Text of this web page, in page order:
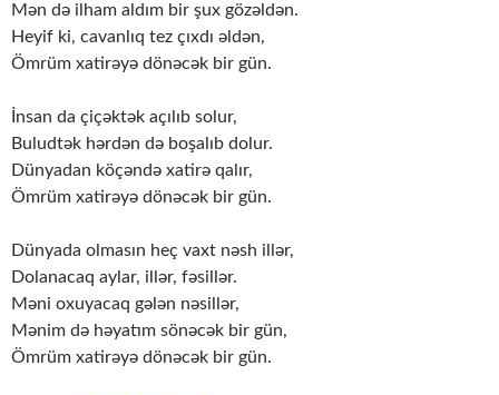
Mən də ilham aldım bir şux gözəldən.
Heyif ki, cavanlıq tez çıxdı əldən,
Ömrüm xatirəyə dönəcək bir gün.
İnsan da çiçəktək açılıb solur,
Buludtək hərdən də boşalıb dolur.
Dünyadan köçəndə xatirə qalır,
Ömrüm xatirəyə dönəcək bir gün.
Dünyada olmasın heç vaxt nəsh illər,
Dolanacaq aylar, illər, fəsillər.
Məni oxuyacaq gələn nəsillər,
Mənim də həyatım sönəcək bir gün,
Ömrüm xatirəyə dönəcək bir gün.